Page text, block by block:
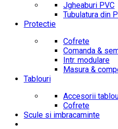
Jgheaburi PVC
Tubulatura din
Protectie
Cofrete
Comanda &
Intr. modulare
Masura &
Tablouri
Accesorii
Cofrete
Scule si imbracaminte